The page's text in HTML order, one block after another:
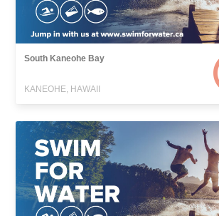
South Kaneohe Bay
KANEOHE, HAWAII